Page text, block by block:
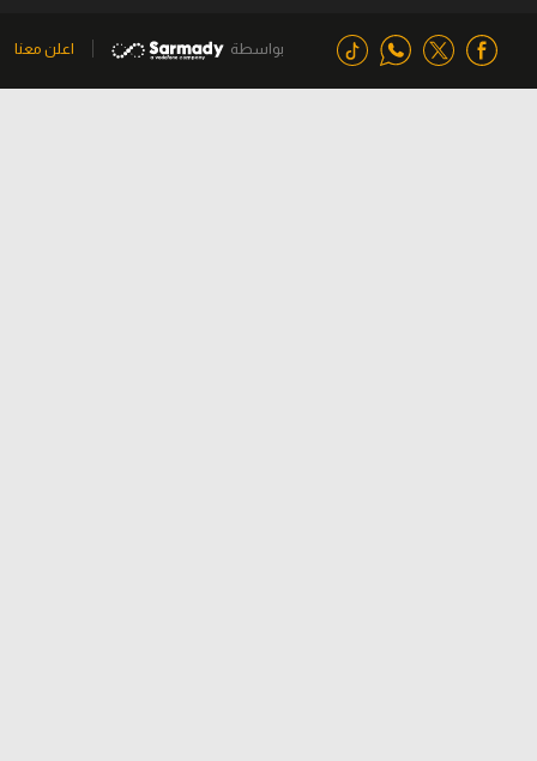
بواسطة اعلن معنا